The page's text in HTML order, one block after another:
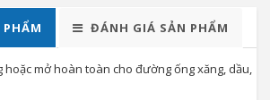
ĐÁNH GIÁ SẢN PHẨM
hoặc mở hoàn toàn cho đường ống xăng, dầu,